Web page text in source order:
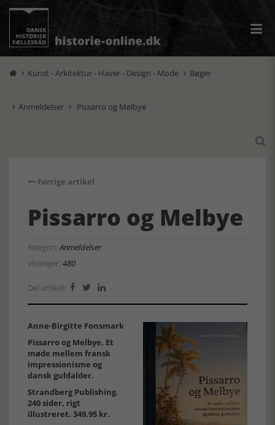
 Kunst - Arkitektur - Haver - Design - Mode  Bøger
 Anmeldelser  Pissarro og Melbye

Forrige artikel
Pissarro og Melbye
Kategori:Anmeldelser
Visninger:480
Del artikel:   
Anne-Birgitte Fonsmark
Pissarro og Melbye. Et
møde mellem fransk
impressionisme og
dansk guldalder.
Strandberg Publishing.
240 sider, rigt
illustreret. 349,95 kr.